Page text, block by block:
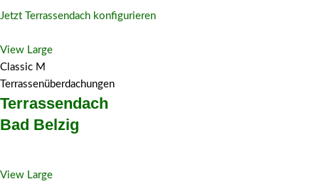
Jetzt Terrassendach konfigurieren
View Large
Classic M
Terrassenüberdachungen
Terrassendach
Bad Belzig
View Large